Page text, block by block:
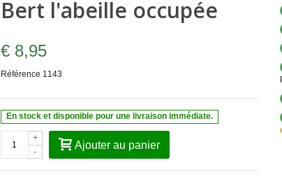
Bert l'abeille occupée
€ 8,95
Référence 1143
En stock et disponible pour une livraison immédiate.
-
+
Ajouter au panier